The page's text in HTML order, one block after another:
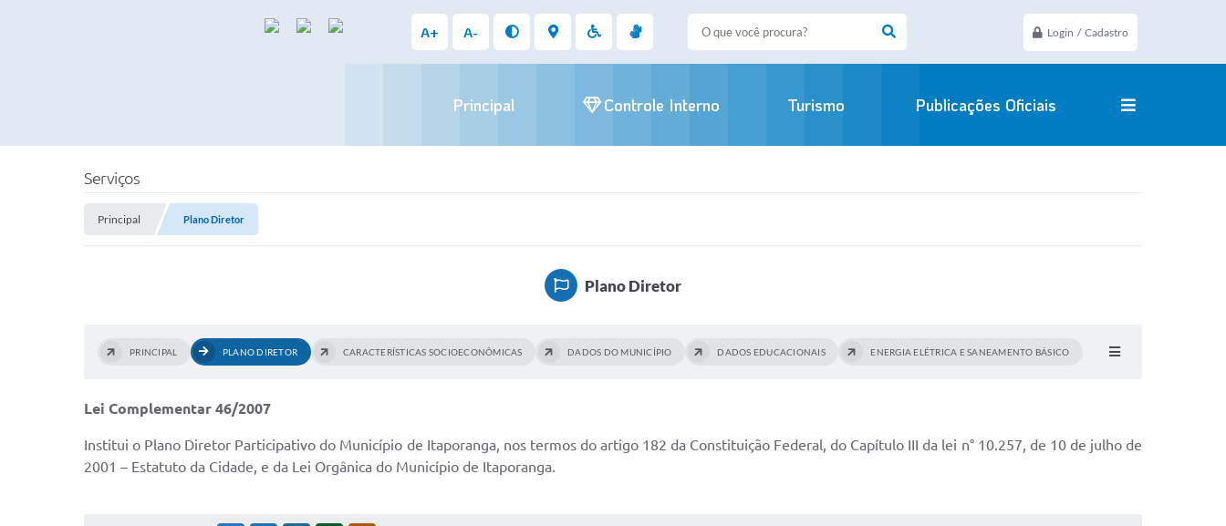
Login / Cadastro
A+ A-
Principal Controle Interno Turismo Publicações Oficiais
Serviços
Principal Plano Diretor
Plano Diretor
PRINCIPAL PLANO DIRETOR CARACTERÍSTICAS SOCIOECONÔMICAS DADOS DO MUNICÍPIO DADOS EDUCACIONAIS ENERGIA ELÉTRICA E SANEAMENTO BÁSICO
Lei Complementar 46/2007
Institui o Plano Diretor Participativo do Município de Itaporanga, nos termos do artigo 182 da Constituição Federal, do Capítulo III da lei n° 10.257, de 10 de julho de
2001 – Estatuto da Cidade, e da Lei Orgânica do Município de Itaporanga.